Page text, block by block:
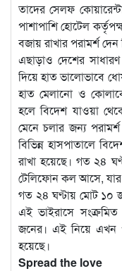
তাদের সেলফ
পাশাপাশি হোটেল
বজায় রাখার পরামর্শ দেন
এছাড়াও দেশের
দিয়ে হাত ভালোভাবে
হাত মেলানো ও
হলে বিদেশ যাওয়া
মেনে চলার জন্য
বিভিন্ন হাসপাতালে
রাখা হয়েছে। গত ২৪
টেলিফোন কল আসে, যার
গত ২৪ ঘণ্টায় মোট ১০
এই ভাইরাসে
জনের। এই নিয়ে এখন
হয়েছে।
Spread the love